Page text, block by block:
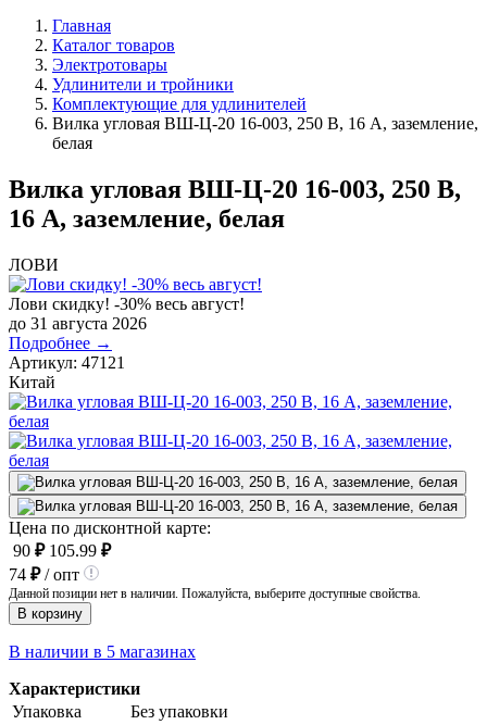
Главная
Каталог товаров
Электротовары
Удлинители и тройники
Комплектующие для удлинителей
Вилка угловая ВШ-Ц-20 16-003, 250 В, 16 А, заземление,
белая
Вилка угловая ВШ-Ц-20 16-003, 250 В,
16 А, заземление, белая
ЛОВИ
Лови скидку! -30% весь август!
до 31 августа 2026
Подробнее →
Артикул: 47121
Китай
Цена по дисконтной карте:
90 ₽ 105.99 ₽
74 ₽/ опт
Данной позиции нет в наличии. Пожалуйста, выберите доступные свойства.
В корзину
В наличии в 5 магазинах
Характеристики
Упаковка
Без упаковки